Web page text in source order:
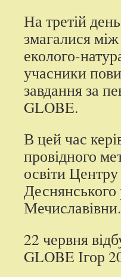
На третій
змагалися
еколого-
учасники
завдання за
GLOBE.
В цей час
провідного
освіти
Мечиславівни.
22 червня
GLOBE Ігор